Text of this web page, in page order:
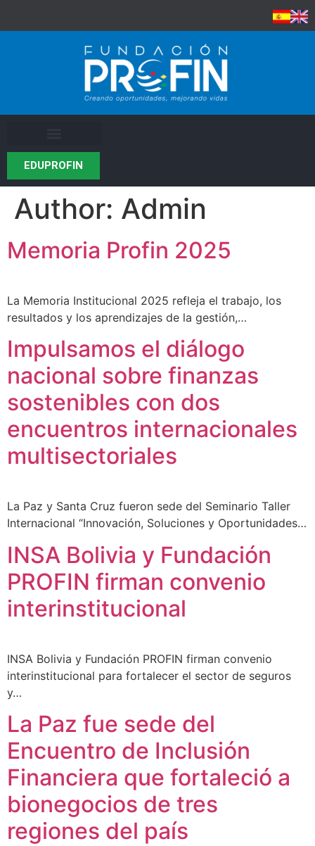
EDUPROFIN
Author: Admin
Memoria Profin 2025
La Memoria Institucional 2025 refleja el trabajo, los
resultados y los aprendizajes de la gestión,…
Impulsamos el diálogo
nacional sobre finanzas
sostenibles con dos
encuentros internacionales
multisectoriales
La Paz y Santa Cruz fueron sede del Seminario Taller
Internacional “Innovación, Soluciones y Oportunidades…
INSA Bolivia y Fundación
PROFIN firman convenio
interinstitucional
INSA Bolivia y Fundación PROFIN firman convenio
interinstitucional para fortalecer el sector de seguros
y…
La Paz fue sede del
Encuentro de Inclusión
Financiera que fortaleció a
bionegocios de tres
regiones del país